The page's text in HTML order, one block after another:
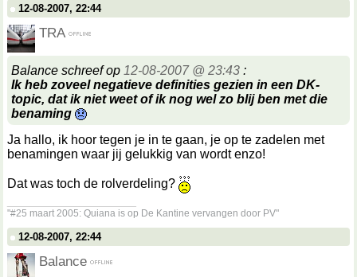
12-08-2007, 22:44
TRA
Balance schreef op 12-08-2007 @ 23:43 :
Ik heb zoveel negatieve definities gezien in een DK-
topic, dat ik niet weet of ik nog wel zo blij ben met die
benaming
Ja hallo, ik hoor tegen je in te gaan, je op te zadelen met
benamingen waar jij gelukkig van wordt enzo!
Dat was toch de rolverdeling?
"#25 maart 2005: Quiana is op De Kantine vervangen door PV"
12-08-2007, 22:44
Balance